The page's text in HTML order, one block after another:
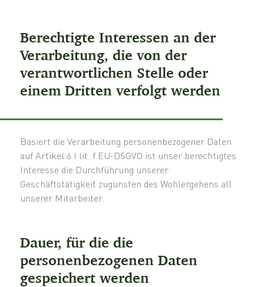
Berechtigte Interessen an der
Verarbeitung, die von der
verantwortlichen Stelle oder
einem Dritten verfolgt werden
Basiert die Verarbeitung personenbezogener Daten
auf Artikel 6 I lit. f EU-DSGVO ist unser berechtigtes
Interesse die Durchführung unserer
Geschäftstätigkeit zugunsten des Wohlergehens all
unserer Mitarbeiter.
Dauer, für die die
personenbezogenen Daten
gespeichert werden